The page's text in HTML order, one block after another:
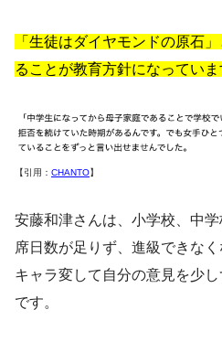
「生徒はダイヤモンドの原石
ることが教育方針になっていま
【引用： CHANTO】
安藤和津さんは、小学校、中
席日数が足りず、進級できな
キャラ変して自分の意見を少
です。